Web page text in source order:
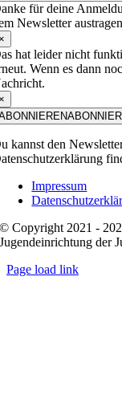
für deine
Newsletter
hat leider nicht
Wenn es dann
kannst den
Impressum
© Copyright 2021 -
Jugendeinrichtung der
Page load link